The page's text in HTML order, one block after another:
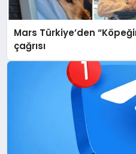
Mars Türkiye’den
çağrısı